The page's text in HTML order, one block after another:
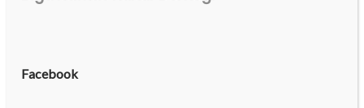
Facebook